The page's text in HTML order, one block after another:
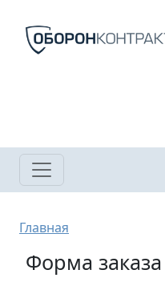
Строка навигации
Главная
Форма заказа